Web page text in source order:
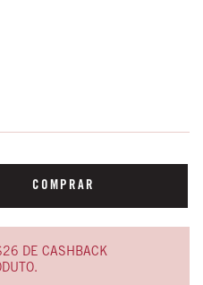
DE CASHBACK